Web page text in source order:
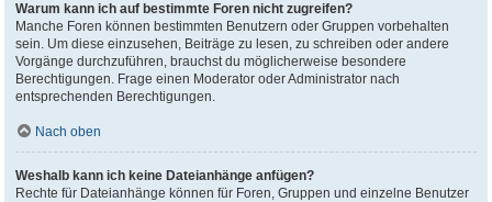
Warum kann ich auf bestimmte Foren nicht zugreifen?
Manche Foren können bestimmten Benutzern oder Gruppen vorbehalten
sein. Um diese einzusehen, Beiträge zu lesen, zu schreiben oder andere
Vorgänge durchzuführen, brauchst du möglicherweise besondere
Berechtigungen. Frage einen Moderator oder Administrator nach
entsprechenden Berechtigungen.
Nach oben
Weshalb kann ich keine Dateianhänge anfügen?
Rechte für Dateianhänge können für Foren, Gruppen und einzelne Benutzer